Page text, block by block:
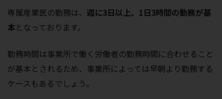
専属産業医の勤務は、 週に3日以上、1日3時間の勤務が基
本となっております。
勤務時間は事業所で働く労働者の勤務時間に合わせること
が基本とされるため、事業所によっては早朝より勤務する
ケースもあるでしょう。